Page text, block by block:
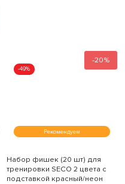
-20%
Рекомендуем
-49%
Набор фишек (20 шт) для
тренировки SECO 2 цвета с
подставкой красный/неон